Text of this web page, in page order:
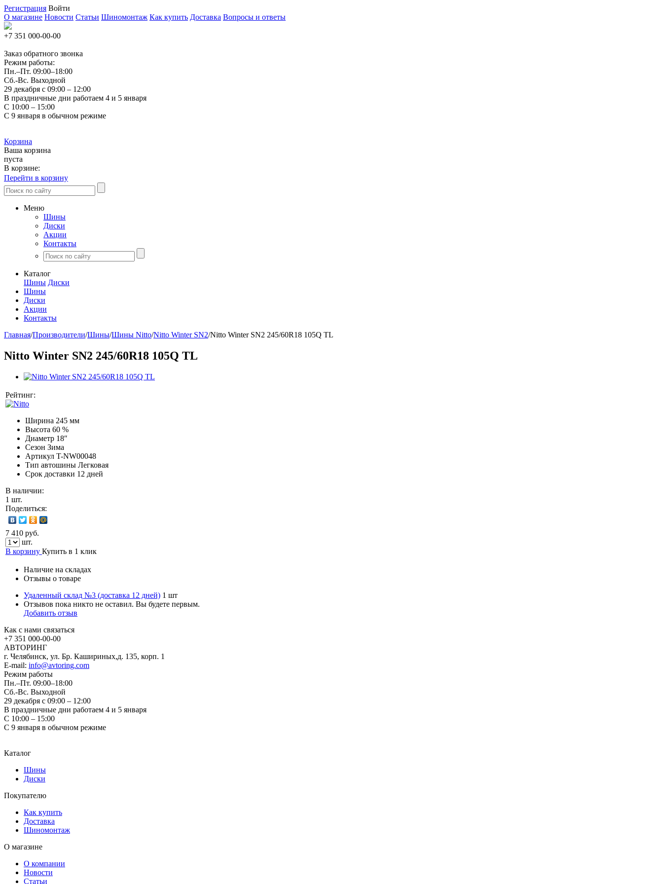
Регистрация Войти
О магазине Новости Статьи Шиномонтаж Как купить Доставка Вопросы и ответы
+7 351 000-00-00
Заказ обратного звонка
Режим работы:
Пн.–Пт. 09:00–18:00
Сб.-Вс. Выходной
29 декабря с 09:00 – 12:00
В праздничные дни работаем 4 и 5 января
С 10:00 – 15:00
С 9 января в обычном режиме
Корзина
Ваша корзина
пуста
В корзине:
Перейти в корзину
Меню
Шины
Диски
Акции
Контакты
Каталог
Шины Диски
Шины
Диски
Акции
Контакты
Главная/Производители/Шины/Шины Nitto/Nitto Winter SN2/Nitto Winter SN2 245/60R18 105Q TL
Nitto Winter SN2 245/60R18 105Q TL
Рейтинг:
Ширина 245 мм
Высота 60 %
Диаметр 18″
Сезон Зима
Артикул T-NW00048
Тип автошины Легковая
Срок доставки 12 дней
В наличии:
1 шт.
Поделиться:
7 410 руб.
шт.
В корзину Купить в 1 клик
Наличие на складах
Отзывы о товаре
Удаленный склад №3 (доставка 12 дней) 1 шт
Отзывов пока никто не оставил. Вы будете первым.
Добавить отзыв
Как с нами связаться
+7 351 000-00-00
АВТОРИНГ
г. Челябинск, ул. Бр. Кашириных,д. 135, корп. 1
E-mail: info@avtoring.com
Режим работы
Пн.–Пт. 09:00–18:00
Сб.-Вс. Выходной
29 декабря с 09:00 – 12:00
В праздничные дни работаем 4 и 5 января
С 10:00 – 15:00
С 9 января в обычном режиме
Каталог
Шины
Диски
Покупателю
Как купить
Доставка
Шиномонтаж
О магазине
О компании
Новости
Статьи